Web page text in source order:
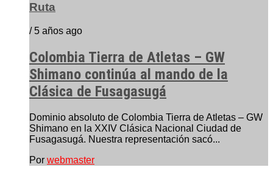
Ruta
/ 5 años ago
Colombia Tierra de Atletas – GW
Shimano continúa al mando de la
Clásica de Fusagasugá
Dominio absoluto de Colombia Tierra de Atletas – GW
Shimano en la XXIV Clásica Nacional Ciudad de
Fusagasugá. Nuestra representación sacó...
Por webmaster